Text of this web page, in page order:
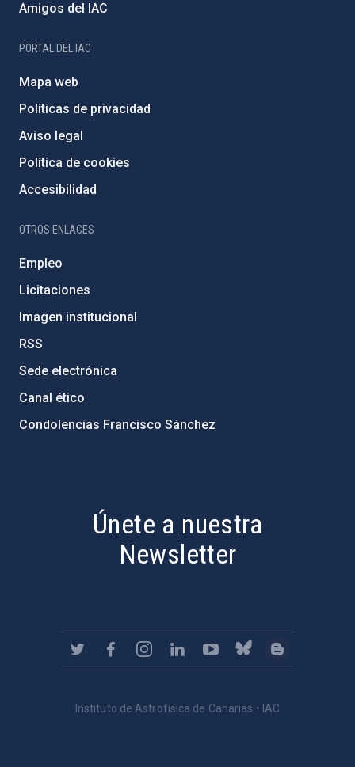
Amigos del IAC
PORTAL DEL IAC
Mapa web
Políticas de privacidad
Aviso legal
Política de cookies
Accesibilidad
OTROS ENLACES
Empleo
Licitaciones
Imagen institucional
RSS
Sede electrónica
Canal ético
Condolencias Francisco Sánchez
Únete a nuestra
Newsletter
Instituto de Astrofísica de Canarias • IAC